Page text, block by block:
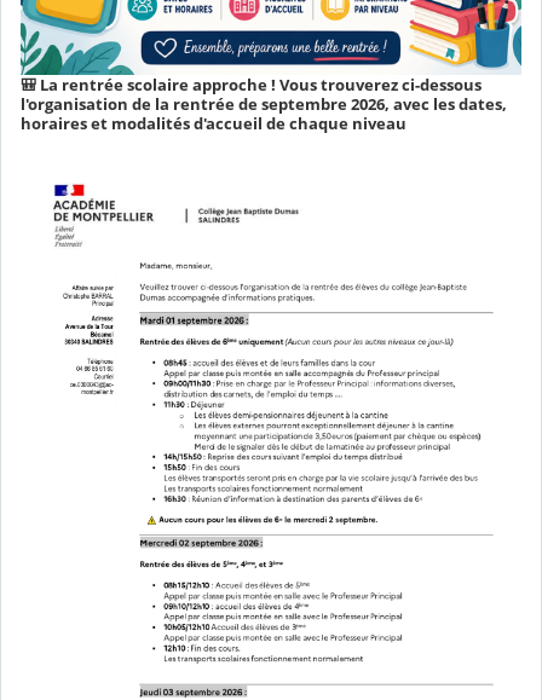
🎒 La rentrée scolaire approche ! Vous trouverez ci-dessous
l'organisation de la rentrée de septembre 2026, avec les dates,
horaires et modalités d'accueil de chaque niveau